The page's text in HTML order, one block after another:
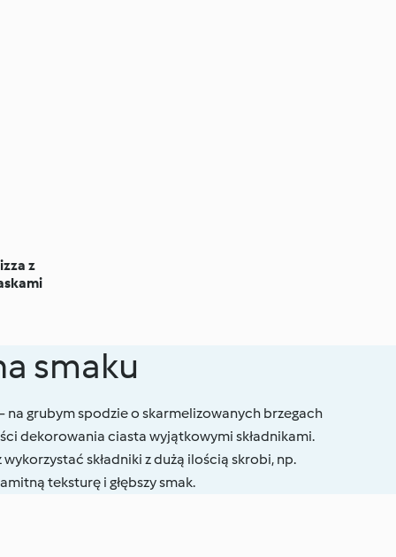
z
smaku
na grubym spodzie o skarmelizowanych brzegach
dekorowania ciasta wyjątkowymi składnikami.
składniki z dużą ilością skrobi, np.
teksturę i głębszy smak.